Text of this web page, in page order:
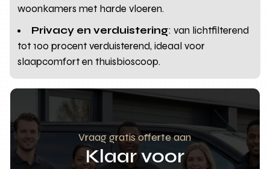
woonkamers met harde vloeren.
Privacy en verduistering: van lichtfilterend
tot 100 procent verduisterend, ideaal voor
slaapcomfort en thuisbioscoop.
Vraag gratis offerte aan
Klaar voor